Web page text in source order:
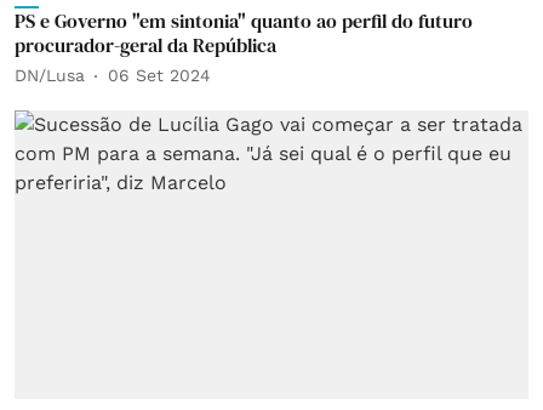
PS e Governo "em sintonia" quanto ao perfil do futuro
procurador-geral da República
DN/Lusa 06 Set 2024